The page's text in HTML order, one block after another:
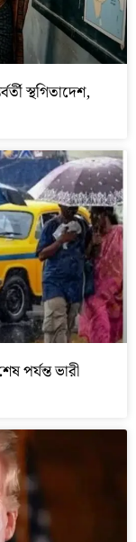
স্থগিতাদেশ,
পর্যন্ত ভারী